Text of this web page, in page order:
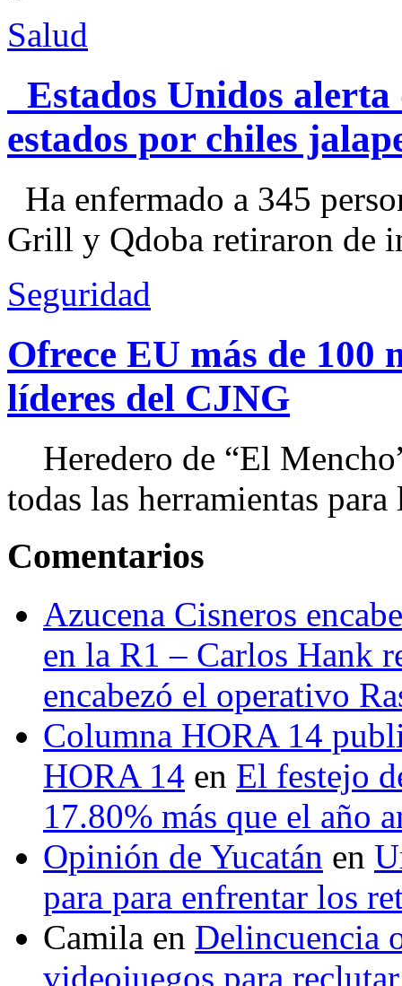
Salud
Estados Unidos alerta
estados por chiles
Ha enfermado a 345
Grill y Qdoba retiraron de
Seguridad
Ofrece EU más de 100
líderes del CJNG
Heredero de “El
todas las herramientas
Comentarios
Azucena Cisneros
en la R1 – Carlos Hank
encabezó el operativo
Columna HORA 14
HORA 14 en El festejo
17.80% más que el año
Opinión de Yucatán en
para para enfrentar los
Camila en Delincuencia
videojuegos para